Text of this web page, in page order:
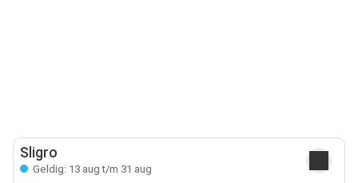
Sligro
Geldig: 13 aug t/m 31 aug